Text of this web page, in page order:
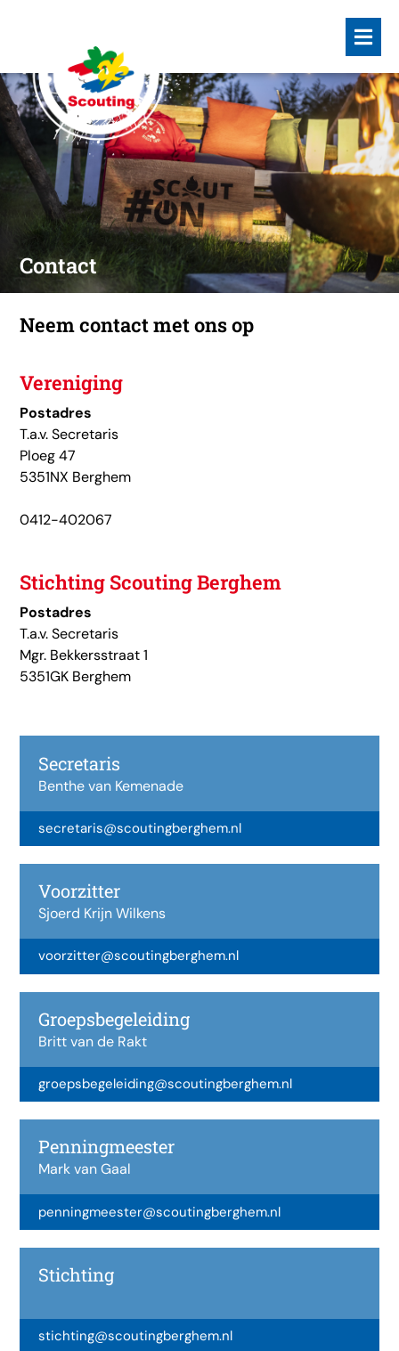
Contact
Neem contact met ons op
Vereniging
Postadres
T.a.v. Secretaris
Ploeg 47
5351NX Berghem
0412-402067
Stichting Scouting Berghem
Postadres
T.a.v. Secretaris
Mgr. Bekkersstraat 1
5351GK Berghem
Secretaris
Benthe van Kemenade
secretaris@scoutingberghem.nl
Voorzitter
Sjoerd Krijn Wilkens
voorzitter@scoutingberghem.nl
Groepsbegeleiding
Britt van de Rakt
groepsbegeleiding@scoutingberghem.nl
Penningmeester
Mark van Gaal
penningmeester@scoutingberghem.nl
Stichting
stichting@scoutingberghem.nl